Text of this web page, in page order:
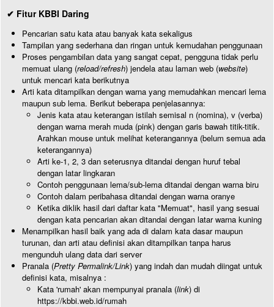
✔ Fitur KBBI Daring
Pencarian satu kata atau banyak kata sekaligus
Tampilan yang sederhana dan ringan untuk kemudahan penggunaan
Proses pengambilan data yang sangat cepat, pengguna tidak perlu
memuat ulang (reload/refresh) jendela atau laman web (website)
untuk mencari kata berikutnya
Arti kata ditampilkan dengan warna yang memudahkan mencari lema
maupun sub lema. Berikut beberapa penjelasannya:
Jenis kata atau keterangan istilah semisal n (nomina), v (verba)
dengan warna merah muda (pink) dengan garis bawah titik-titik.
Arahkan mouse untuk melihat keterangannya (belum semua ada
keterangannya)
Arti ke-1, 2, 3 dan seterusnya ditandai dengan huruf tebal
dengan latar lingkaran
Contoh penggunaan lema/sub-lema ditandai dengan warna biru
Contoh dalam peribahasa ditandai dengan warna oranye
Ketika diklik hasil dari daftar kata "Memuat", hasil yang sesuai
dengan kata pencarian akan ditandai dengan latar warna kuning
Menampilkan hasil baik yang ada di dalam kata dasar maupun
turunan, dan arti atau definisi akan ditampilkan tanpa harus
mengunduh ulang data dari server
Pranala (Pretty Permalink/Link) yang indah dan mudah diingat untuk
definisi kata, misalnya :
Kata 'rumah' akan mempunyai pranala (link) di
https://kbbi.web.id/rumah